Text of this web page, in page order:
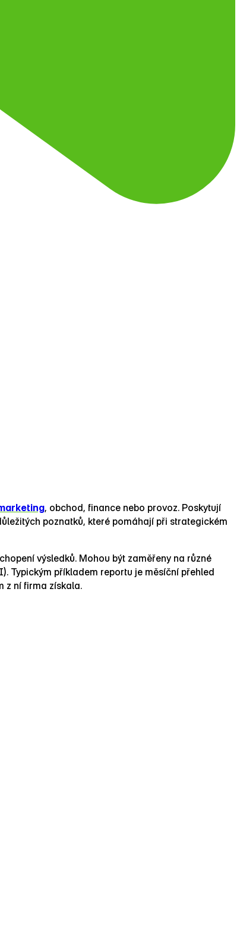
, obchod, finance nebo provoz. Poskytují
poznatků, které pomáhají při strategickém
výsledků. Mohou být zaměřeny na různé
Typickým příkladem reportu je měsíční přehled
z ní firma získala.